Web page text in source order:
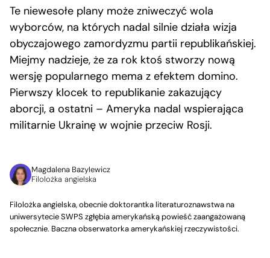
Te niewesołe plany może zniweczyć wola
wyborców, na których nadal silnie działa wizja
obyczajowego zamordyzmu partii republikańskiej.
Miejmy nadzieje, że za rok ktoś stworzy nową
wersję popularnego mema z efektem domino.
Pierwszy klocek to republikanie zakazujący
aborcji, a ostatni – Ameryka nadal wspierająca
militarnie Ukrainę w wojnie przeciw Rosji.
Magdalena Bazylewicz
Filolożka angielska
Filolożka angielska, obecnie doktorantka literaturoznawstwa na
uniwersytecie SWPS zgłębia amerykańską powieść zaangażowaną
społecznie. Baczna obserwatorka amerykańskiej rzeczywistości.